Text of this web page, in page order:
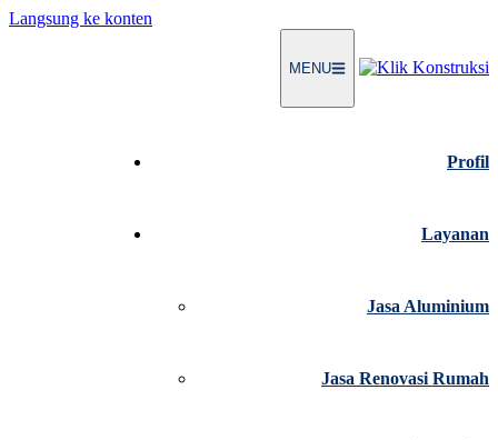
Langsung ke konten
MENU
Profil
Layanan
Jasa Aluminium
Jasa Renovasi Rumah